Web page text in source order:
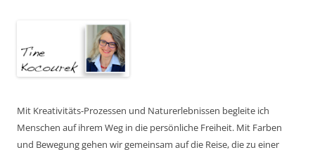
Mit Kreativitäts-Prozessen und Naturerlebnissen begleite ich
Menschen auf ihrem Weg in die persönliche Freiheit. Mit Farben
und Bewegung gehen wir gemeinsam auf die Reise, die zu einer